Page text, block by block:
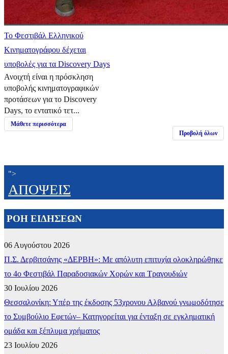
Το Φεστιβάλ Ελληνικού
Κινηματογράφου δέχεται
υποβολές για τα Discovery Days
Ανοιχτή είναι η πρόσκληση
υποβολής κινηματογραφικών
προτάσεων για το Discovery
Days, το εντατικό τετ...
Μάθετε περισσότερα
Προβολή όλων
">
ΑΠΟΨΕΙΣ
ΡΟΗ ΕΙΔΗΣΕΩΝ
06 Αυγούστου 2026
Π.Σ. Δερβιτσάνης «ΔΕΡΒΗ»: Με απόλυτη επιτυχία ολοκληρώθηκε
το 4ο Φεστιβάλ Παραδοσιακών Χορών και Τραγουδιών
30 Ιουλίου 2026
Θεσσαλονίκη: Υπέρ της έκδοσης 53χρονου Αλβανού γνωμοδότησε
το Συμβούλιο Εφετών– Κατηγορείται για ένταξη σε εγκληματική
ομάδα και ξέπλυμα χρήματος
23 Ιουλίου 2026